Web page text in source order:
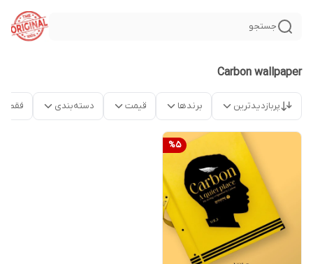
جستجو
Carbon wallpaper
پربازدیدترین برندها قیمت دسته‌بندی فقط
%5